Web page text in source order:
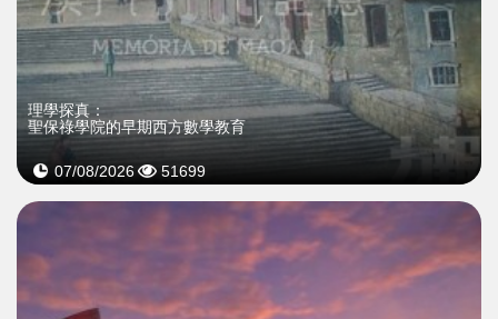
理學探真：
聖保祿學院的早期西方數學教育
07/08/2026 51699